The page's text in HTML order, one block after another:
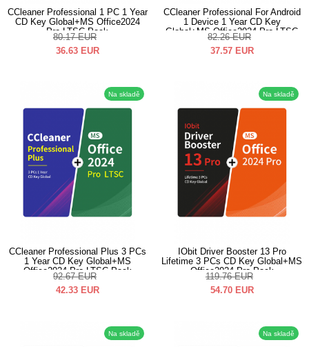
CCleaner Professional 1 PC 1 Year
CD Key Global+MS Office2024
Pro LTSC Pack
80.17 EUR
36.63 EUR
CCleaner Professional For Android
1 Device 1 Year CD Key
Global+MS Office2024 Pro LTSC
Pack
82.26 EUR
37.57 EUR
Na skladě
CCleaner Professional Plus 3 PCs
1 Year CD Key Global+MS
Office2024 Pro LTSC Pack
92.67 EUR
42.33 EUR
Na skladě
IObit Driver Booster 13 Pro
Lifetime 3 PCs CD Key Global+MS
Office2024 Pro Pack
119.76 EUR
54.70 EUR
Na skladě Na skladě